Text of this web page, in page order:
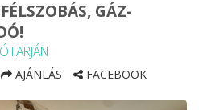
GÁZ-
AJÁNLÁS FACEBOOK